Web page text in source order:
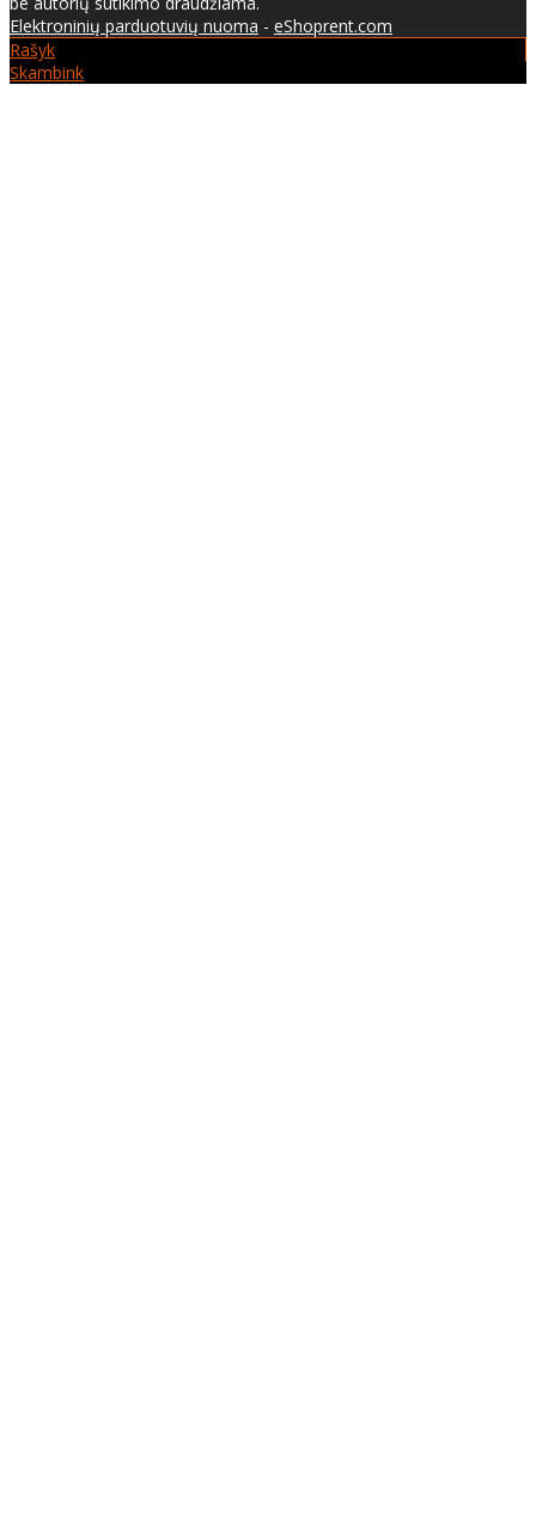
Elektroninių parduotuvių nuoma - eShoprent.com
Rašyk
Skambink